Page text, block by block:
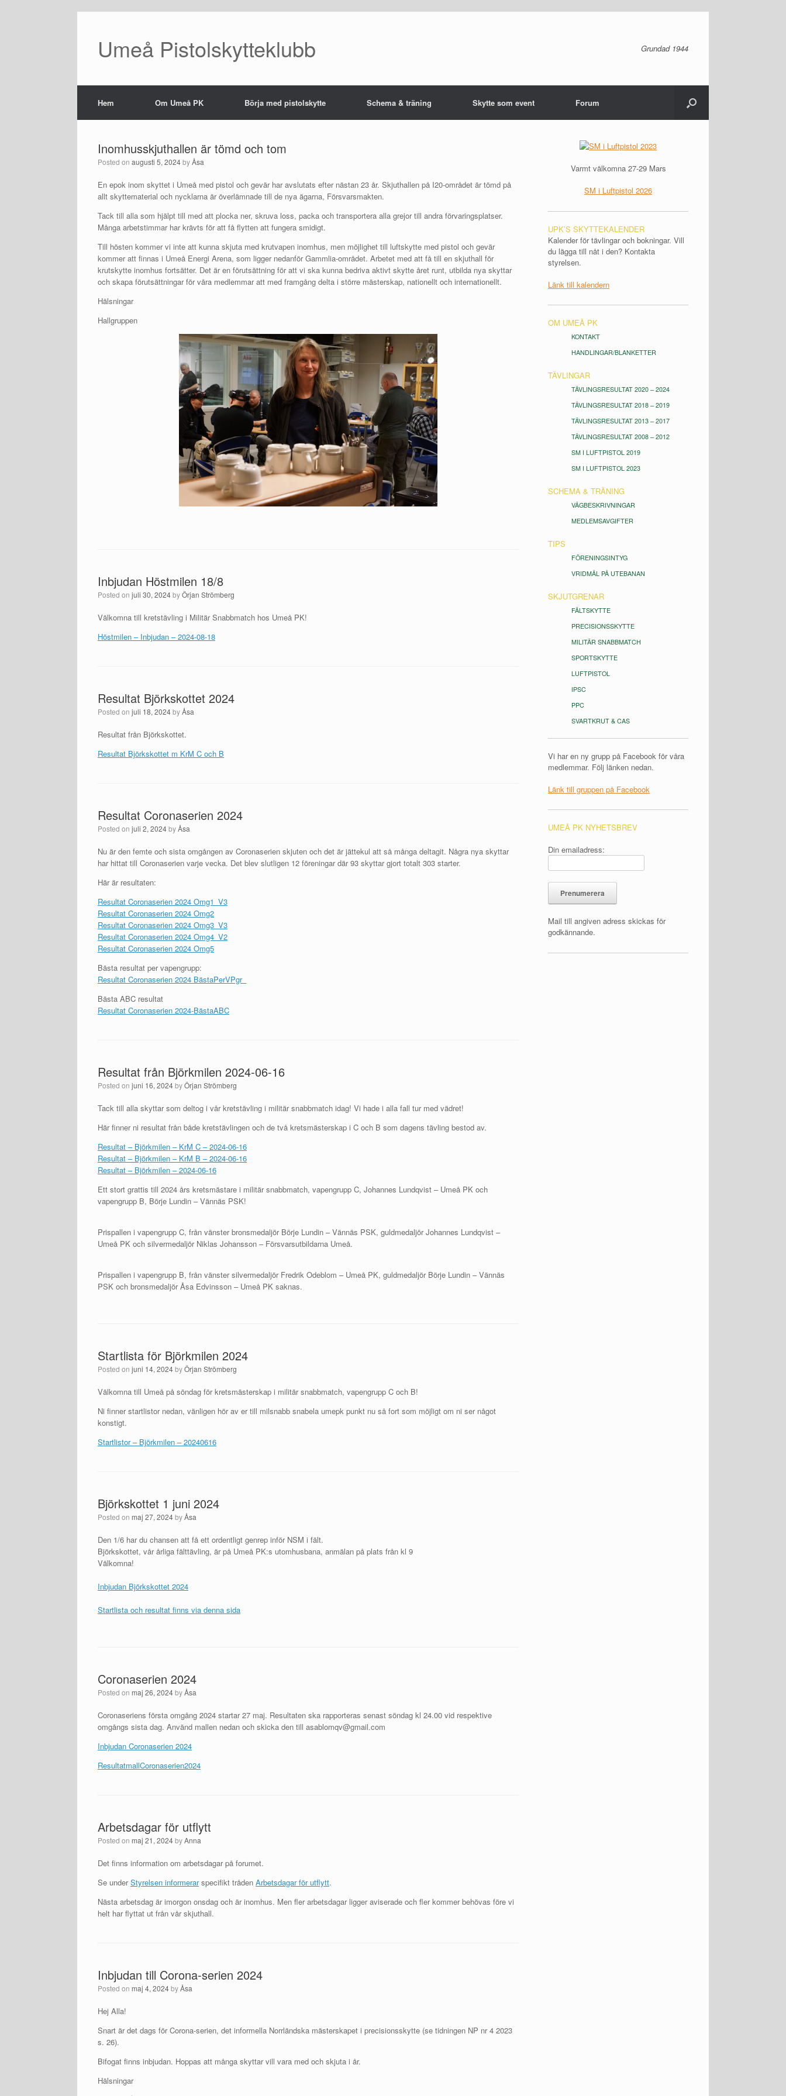
Umeå Pistolskytteklubb Grundad 1944
Hem Om Umeå PK Börja med pistolskytte Schema & träning Skytte som event Forum
Inomhusskjuthallen är tömd och tom
Posted on augusti 5, 2024byÅsa
En epok inom skyttet i Umeå med pistol och gevär har avslutats efter nästan 23 år. Skjuthallen på I20-området är tömd på
allt skyttematerial och nycklarna är överlämnade till de nya ägarna, Försvarsmakten.
Tack till alla som hjälpt till med att plocka ner, skruva loss, packa och transportera alla grejor till andra förvaringsplatser.
Många arbetstimmar har krävts för att få flytten att fungera smidigt.
Till hösten kommer vi inte att kunna skjuta med krutvapen inomhus, men möjlighet till luftskytte med pistol och gevär
kommer att finnas i Umeå Energi Arena, som ligger nedanför Gammlia-området. Arbetet med att få till en skjuthall för
krutskytte inomhus fortsätter. Det är en förutsättning för att vi ska kunna bedriva aktivt skytte året runt, utbilda nya skyttar
och skapa förutsättningar för våra medlemmar att med framgång delta i större mästerskap, nationellt och internationellt.
Hälsningar
Hallgruppen
Inbjudan Höstmilen 18/8
Posted on juli 30, 2024byÖrjan Strömberg
Välkomna till kretstävling i Militär Snabbmatch hos Umeå PK!
Höstmilen – Inbjudan – 2024-08-18
Resultat Björkskottet 2024
Posted on juli 18, 2024byÅsa
Resultat från Björkskottet.
Resultat Björkskottet m KrM C och B
Resultat Coronaserien 2024
Posted on juli 2, 2024byÅsa
Nu är den femte och sista omgången av Coronaserien skjuten och det är jättekul att så många deltagit. Några nya skyttar
har hittat till Coronaserien varje vecka. Det blev slutligen 12 föreningar där 93 skyttar gjort totalt 303 starter.
Här är resultaten:
Resultat Coronaserien 2024 Omg1_V3
Resultat Coronaserien 2024 Omg2
Resultat Coronaserien 2024 Omg3_V3
Resultat Coronaserien 2024 Omg4_V2
Resultat Coronaserien 2024 Omg5
Bästa resultat per vapengrupp:
Resultat Coronaserien 2024 BästaPerVPgr_
Bästa ABC resultat
Resultat Coronaserien 2024-BästaABC
Resultat från Björkmilen 2024-06-16
Posted on juni 16, 2024byÖrjan Strömberg
Tack till alla skyttar som deltog i vår kretstävling i militär snabbmatch idag! Vi hade i alla fall tur med vädret!
Här finner ni resultat från både kretstävlingen och de två kretsmästerskap i C och B som dagens tävling bestod av.
Resultat – Björkmilen – KrM C – 2024-06-16
Resultat – Björkmilen – KrM B – 2024-06-16
Resultat – Björkmilen – 2024-06-16
Ett stort grattis till 2024 års kretsmästare i militär snabbmatch, vapengrupp C, Johannes Lundqvist – Umeå PK och
vapengrupp B, Börje Lundin – Vännäs PSK!
Prispallen i vapengrupp C, från vänster bronsmedaljör Börje Lundin – Vännäs PSK, guldmedaljör Johannes Lundqvist –
Umeå PK och silvermedaljör Niklas Johansson – Försvarsutbildarna Umeå.
Prispallen i vapengrupp B, från vänster silvermedaljör Fredrik Odeblom – Umeå PK, guldmedaljör Börje Lundin – Vännäs
PSK och bronsmedaljör Åsa Edvinsson – Umeå PK saknas.
Startlista för Björkmilen 2024
Posted on juni 14, 2024byÖrjan Strömberg
Välkomna till Umeå på söndag för kretsmästerskap i militär snabbmatch, vapengrupp C och B!
Ni finner startlistor nedan, vänligen hör av er till milsnabb snabela umepk punkt nu så fort som möjligt om ni ser något
konstigt.
Startlistor – Björkmilen – 20240616
Björkskottet 1 juni 2024
Posted on maj 27, 2024byÅsa
Den 1/6 har du chansen att få ett ordentligt genrep inför NSM i fält.
Björkskottet, vår årliga fälttävling, är på Umeå PK:s utomhusbana, anmälan på plats från kl 9
Välkomna!
Inbjudan Björkskottet 2024
Startlista och resultat finns via denna sida
Coronaserien 2024
Posted on maj 26, 2024byÅsa
Coronaseriens första omgång 2024 startar 27 maj. Resultaten ska rapporteras senast söndag kl 24.00 vid respektive
omgångs sista dag. Använd mallen nedan och skicka den till asablomqv@gmail.com
Inbjudan Coronaserien 2024
ResultatmallCoronaserien2024
Arbetsdagar för utflytt
Posted on maj 21, 2024byAnna
Det finns information om arbetsdagar på forumet.
Se underStyrelsen informerarspecifikt tråden Arbetsdagar för utflytt.
Nästa arbetsdag är imorgon onsdag och är inomhus. Men fler arbetsdagar ligger aviserade och fler kommer behövas före vi
helt har flyttat ut från vår skjuthall.
Inbjudan till Corona-serien 2024
Posted on maj 4, 2024byÅsa
Hej Alla!
Snart är det dags för Corona-serien, det informella Norrländska mästerskapet i precisionsskytte (se tidningen NP nr 4 2023
s. 26).
Bifogat finns inbjudan. Hoppas att många skyttar vill vara med och skjuta i år.
Hälsningar
Varmt välkomna 27-29 Mars
SM i Luftpistol 2026
UPK’S SKYTTEKALENDER
Kalender för tävlingar och bokningar. Vill
du lägga till nåt i den? Kontakta
styrelsen.
Länk till kalendern
OM UMEÅ PK
KONTAKT
HANDLINGAR/BLANKETTER
TÄVLINGAR
TÄVLINGSRESULTAT 2020 – 2024
TÄVLINGSRESULTAT 2018 – 2019
TÄVLINGSRESULTAT 2013 – 2017
TÄVLINGSRESULTAT 2008 – 2012
SM I LUFTPISTOL 2019
SM I LUFTPISTOL 2023
SCHEMA & TRÄNING
VÄGBESKRIVNINGAR
MEDLEMSAVGIFTER
TIPS
FÖRENINGSINTYG
VRIDMÅL PÅ UTEBANAN
SKJUTGRENAR
FÄLTSKYTTE
PRECISIONSSKYTTE
MILITÄR SNABBMATCH
SPORTSKYTTE
LUFTPISTOL
IPSC
PPC
SVARTKRUT & CAS
Vi har en ny grupp på Facebook för våra
medlemmar. Följ länken nedan.
Länk till gruppen på Facebook
UMEÅ PK NYHETSBREV
Din emailadress:
Mail till angiven adress skickas för
godkännande.